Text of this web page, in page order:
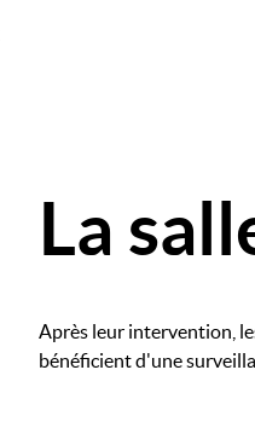
La
Après leur intervention,
bénéficient d'une